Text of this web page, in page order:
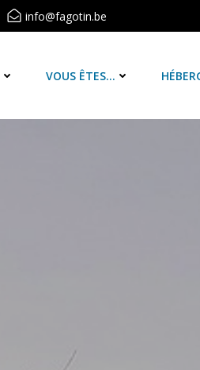
info@fagotin.be
VOUS ÊTES…